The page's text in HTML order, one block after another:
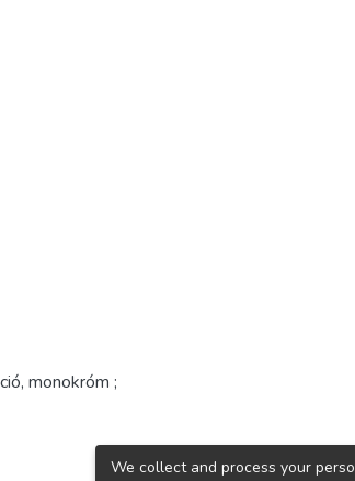
monokróm ;
We collect and process your